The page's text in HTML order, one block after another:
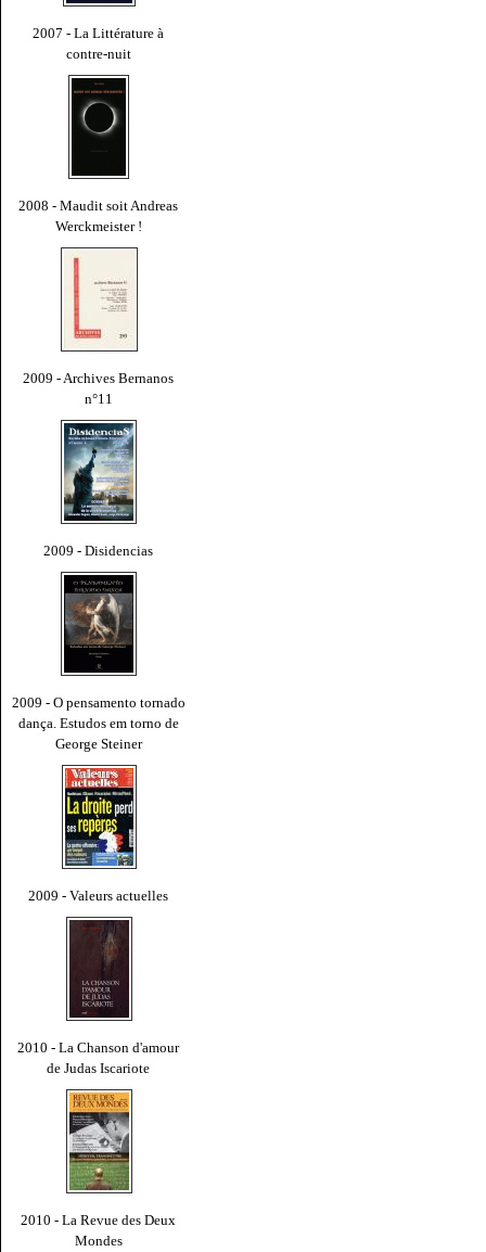
2007 - La Littérature à
contre-nuit
2008 - Maudit soit Andreas
Werckmeister !
2009 - Archives Bernanos
n°11
2009 - Disidencias
2009 - O pensamento tornado
dança. Estudos em torno de
George Steiner
2009 - Valeurs actuelles
2010 - La Chanson d'amour
de Judas Iscariote
2010 - La Revue des Deux
Mondes